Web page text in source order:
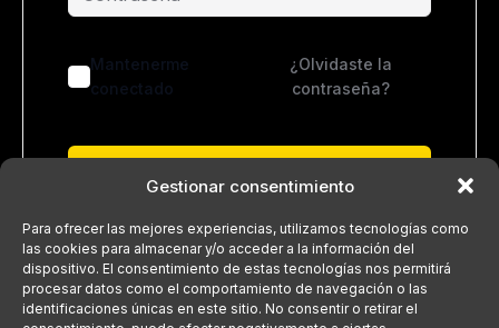
Gestionar consentimiento
Para ofrecer las mejores experiencias, utilizamos tecnologías como
las cookies para almacenar y/o acceder a la información del
dispositivo. El consentimiento de estas tecnologías nos permitirá
procesar datos como el comportamiento de navegación o las
identificaciones únicas en este sitio. No consentir o retirar el
Mantenerme
conectado
¿Olvidaste la
contraseña?
¿No tienes una cuenta?Regístrate ahora